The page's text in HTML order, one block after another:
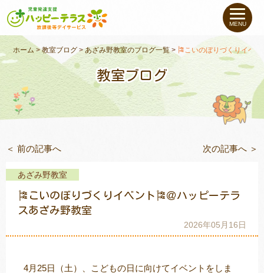
私たちについて
未就学のお子さま（０〜６才）
小学生〜高校生のお子さま
支援事例
教室一覧
MENU
ホーム >教室ブログ>あざみ野教室のブログ一覧> 🎏こいのぼりづくりイベ
教室ブログ
＜ 前の記事へ 次の記事へ ＞
あざみ野教室
🎏こいのぼりづくりイベント🎏＠ハッピーテラ
スあざみ野教室
2026年05月16日
4月25日（土）、こどもの日に向けてイベントをしま